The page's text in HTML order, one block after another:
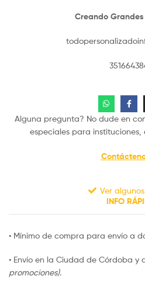
Creando
Alguna pregunta? No dude en
especiales para instituciones,
Ver
INFO
• Mínimo de compra para envío a
• Envío en la Ciudad de Córdoba y
promociones).